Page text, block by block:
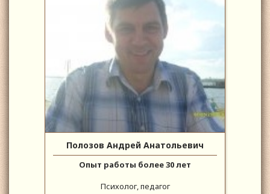
Полозов Андрей Анатольевич
Опыт работы более 30 лет
Психолог, педагог